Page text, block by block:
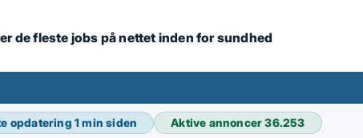
de fleste jobs på nettet inden for sundhed
opdatering1 min siden Aktive annoncer36.253